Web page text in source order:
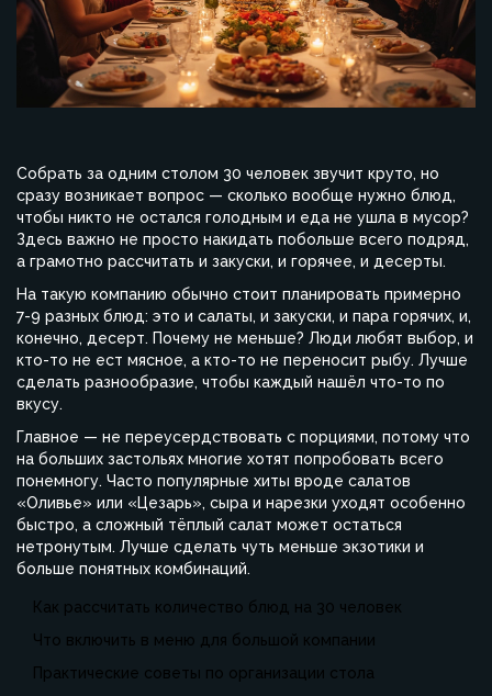
Собрать за одним столом 30 человек звучит круто, но
сразу возникает вопрос — сколько вообще нужно блюд,
чтобы никто не остался голодным и еда не ушла в мусор?
Здесь важно не просто накидать побольше всего подряд,
а грамотно рассчитать и закуски, и горячее, и десерты.
На такую компанию обычно стоит планировать примерно
7-9 разных блюд: это и салаты, и закуски, и пара горячих, и,
конечно, десерт. Почему не меньше? Люди любят выбор, и
кто-то не ест мясное, а кто-то не переносит рыбу. Лучше
сделать разнообразие, чтобы каждый нашёл что-то по
вкусу.
Главное — не переусердствовать с порциями, потому что
на больших застольях многие хотят попробовать всего
понемногу. Часто популярные хиты вроде салатов
«Оливье» или «Цезарь», сыра и нарезки уходят особенно
быстро, а сложный тёплый салат может остаться
нетронутым. Лучше сделать чуть меньше экзотики и
больше понятных комбинаций.
Как рассчитать количество блюд на 30 человек
Что включить в меню для большой компании
Практические советы по организации стола